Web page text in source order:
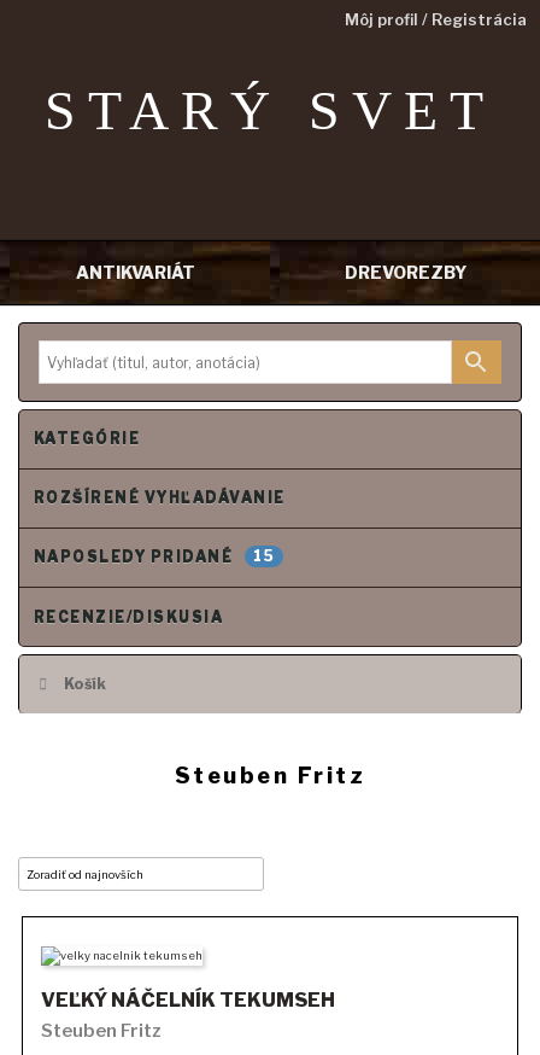
Môj profil / Registrácia
STARÝ SVET
ANTIKVARIÁT DREVOREZBY
r
ť
h
KATEGÓRIE
ROZŠÍRENÉ VYHĽADÁVANIE
NAPOSLEDY PRIDANÉ 15
RECENZIE/DISKUSIA
Košík
Steuben Fritz
VEĽKÝ NÁČELNÍK TEKUMSEH
Steuben Fritz